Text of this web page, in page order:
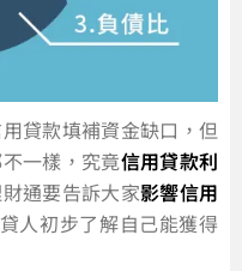
貸款填補資金缺口，但
一樣，究竟信用貸款利
通要告訴大家影響信用
人初步了解自己能獲得